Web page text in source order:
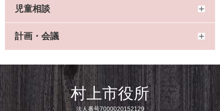
児童相談
計画・会議
村上市役所
法人番号7000020152129